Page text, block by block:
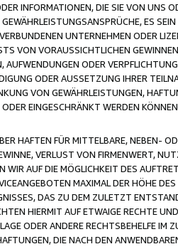
INFORMATIONEN, DIE SIE VON UNS
ES
UNTERNEHMEN ODER
VON VORAUSSICHTLICHEN
ODER
ODER AUSSETZUNG IHRER
VON GEWÄHRLEISTUNGEN,
EINGESCHRÄNKT WERDEN
HAFTEN FÜR MITTELBARE, NEBEN-
VERLUST VON FIRMENWERT,
AUF DIE MÖGLICHKEIT DES
MAXIMAL DER HÖHE
DAS ZU DEM ZULETZT
HIERMIT AUF ETWAIGE RECHTE
ODER ANDERE RECHTSBEHELFE IM
DIE NACH DEN